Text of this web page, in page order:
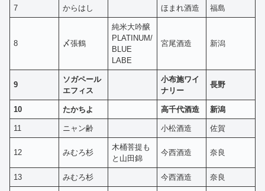
7 からはし ほまれ酒造 福島
8 〆張鶴
純米大吟醸
PLATINUM/
BLUE
LABE
宮尾酒造 新潟
9
ソガペール
エフィス
小布施ワイ
ナリー
長野
10 たかちよ 高千代酒造 新潟
11 ニャン齢 小松酒造 佐賀
12 みむろ杉
木桶菩提も
と山田錦
今西酒造 奈良
13 みむろ杉 今西酒造 奈良